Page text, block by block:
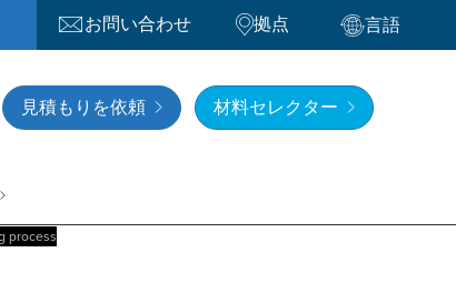
お問い合わせ 拠点 言語
見積もりを依頼 材料セレクター